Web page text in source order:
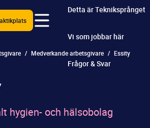
Detta är Tekniksprånget
Vi som jobbar här
Frågor & Svar
Medverkande arbetsgivare Essity
hygien- och hälsobolag